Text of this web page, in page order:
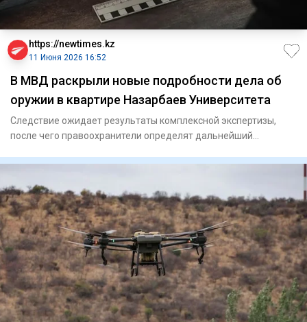
https://newtimes.kz
11 Июня 2026 16:52
В МВД раскрыли новые подробности дела об
оружии в квартире Назарбаев Университета
Следствие ожидает результаты комплексной экспертизы,
после чего правоохранители определят дальнейший